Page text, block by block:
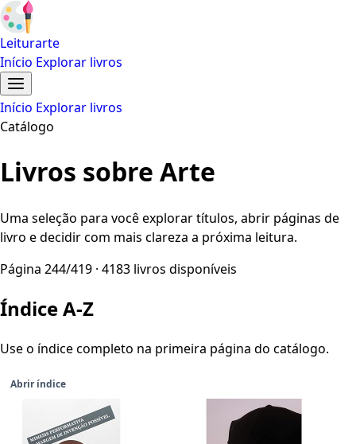
Leiturarte
Início Explorar livros
Início Explorar livros
Catálogo
Livros sobre Arte
Uma seleção para você explorar títulos, abrir páginas de
livro e decidir com mais clareza a próxima leitura.
Página 244/419 · 4183 livros disponíveis
Índice A-Z
Use o índice completo na primeira página do catálogo.
Abrir índice